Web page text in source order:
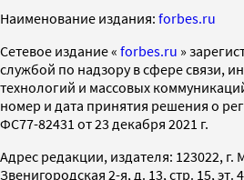
Наименование издания: forbes.ru
Cетевое издание « forbes.ru »
службой по надзору в сфере связи,
технологий и массовых
номер и дата принятия решения о
ФС77-82431 от 23 декабря 2021 г.
Адрес редакции, издателя: 123022, г.
Звенигородская 2-я, д. 13, стр. 15, эт.